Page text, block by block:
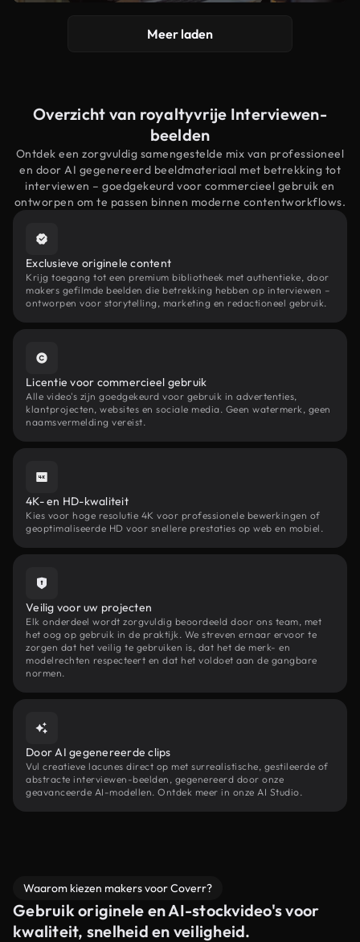
Meer laden
Overzicht van royaltyvrije Interviewen-
beelden
Ontdek een zorgvuldig samengestelde mix van professioneel
en door AI gegenereerd beeldmateriaal met betrekking tot
interviewen – goedgekeurd voor commercieel gebruik en
ontworpen om te passen binnen moderne contentworkflows.
Exclusieve originele content
Krijg toegang tot een premium bibliotheek met authentieke, door
makers gefilmde beelden die betrekking hebben op interviewen –
ontworpen voor storytelling, marketing en redactioneel gebruik.
Licentie voor commercieel gebruik
Alle video's zijn goedgekeurd voor gebruik in advertenties,
klantprojecten, websites en sociale media. Geen watermerk, geen
naamsvermelding vereist.
4K- en HD-kwaliteit
Kies voor hoge resolutie 4K voor professionele bewerkingen of
geoptimaliseerde HD voor snellere prestaties op web en mobiel.
Veilig voor uw projecten
Elk onderdeel wordt zorgvuldig beoordeeld door ons team, met
het oog op gebruik in de praktijk. We streven ernaar ervoor te
zorgen dat het veilig te gebruiken is, dat het de merk- en
modelrechten respecteert en dat het voldoet aan de gangbare
normen.
Door AI gegenereerde clips
Vul creatieve lacunes direct op met surrealistische, gestileerde of
abstracte interviewen-beelden, gegenereerd door onze
geavanceerde AI-modellen. Ontdek meer in onze AI Studio.
Waarom kiezen makers voor Coverr?
Gebruik originele en AI-stockvideo's voor
kwaliteit, snelheid en veiligheid.